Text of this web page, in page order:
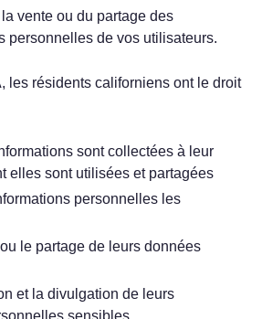
vente ou du partage des
personnelles de vos utilisateurs.
les résidents californiens ont le droit
sont collectées à leur
elles sont utilisées et partagées
personnelles les
le partage de leurs données
et la divulgation de leurs
sensibles